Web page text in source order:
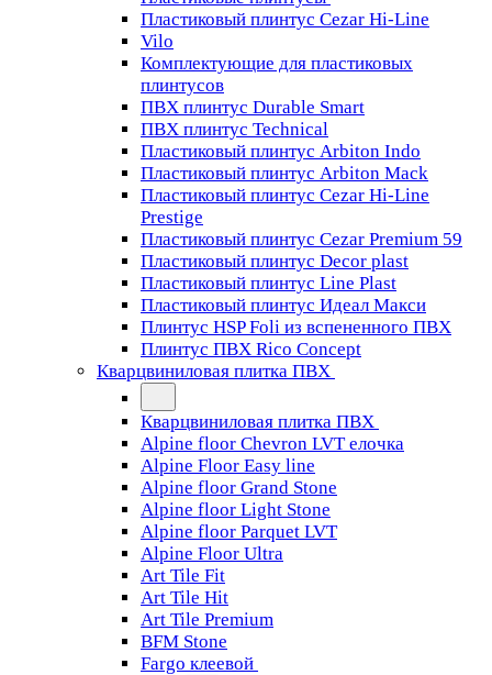
Пластиковый плинтус Cezar Hi-Line
Vilo
Комплектующие для пластиковых
плинтусов
ПВХ плинтус Durable Smart
ПВХ плинтус Technical
Пластиковый плинтус Arbiton Indo
Пластиковый плинтус Arbiton Mack
Пластиковый плинтус Cezar Hi-Line
Prestige
Пластиковый плинтус Cezar Premium 59
Пластиковый плинтус Decor plast
Пластиковый плинтус Line Plast
Пластиковый плинтус Идеал Макси
Плинтус HSP Foli из вспененного ПВХ
Плинтус ПВХ Rico Concept
Кварцвиниловая плитка ПВХ
Кварцвиниловая плитка ПВХ
Alpine floor Chevron LVT елочка
Alpine Floor Easy line
Alpine floor Grand Stone
Alpine floor Light Stone
Alpine floor Parquet LVT
Alpine Floor Ultra
Art Tile Fit
Art Tile Hit
Art Tile Premium
BFM Stone
Fargo клеевой